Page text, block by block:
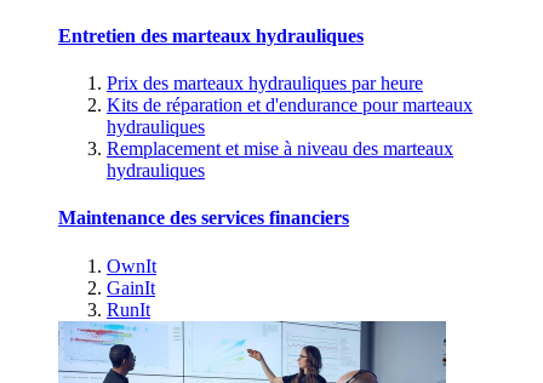
Entretien des marteaux hydrauliques
Prix des marteaux hydrauliques par heure
Kits de réparation et d'endurance pour marteaux
hydrauliques
Remplacement et mise à niveau des marteaux
hydrauliques
Maintenance des services financiers
OwnIt
GainIt
RunIt